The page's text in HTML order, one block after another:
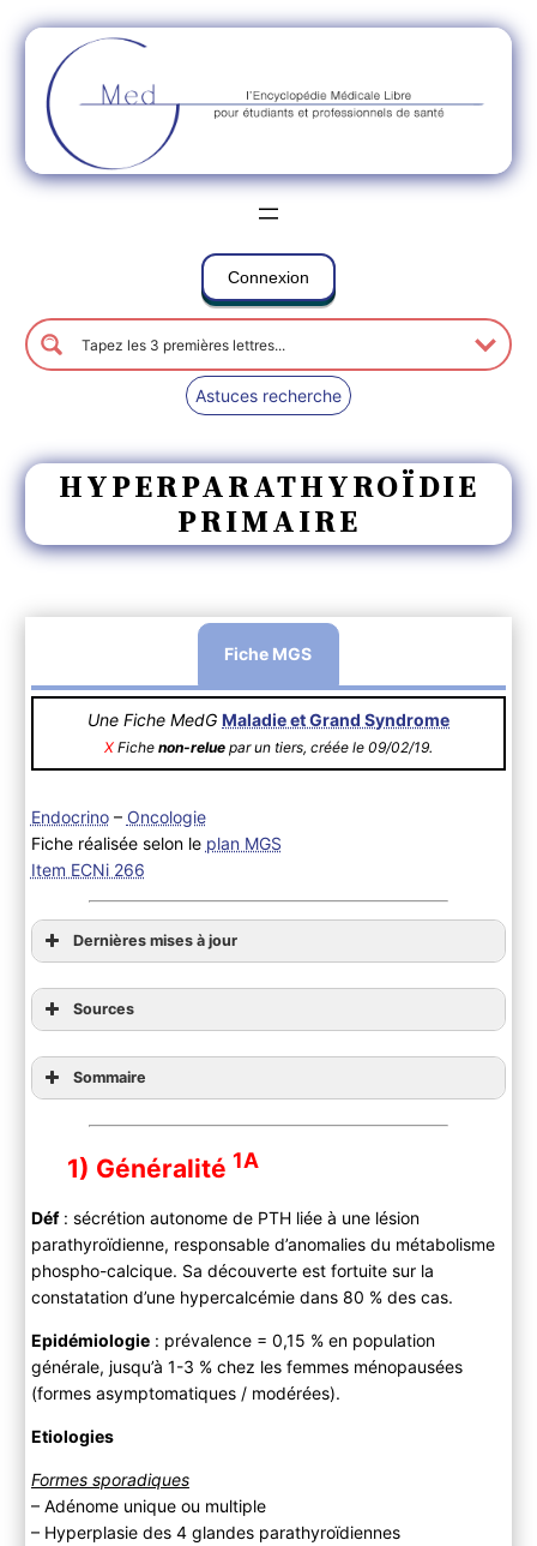
Connexion
Astuces recherche
HYPERPARATHYROÏDIE
PRIMAIRE
Fiche MGS
Une Fiche MedG Maladie et Grand Syndrome
X Fiche non-relue par un tiers, créée le 09/02/19.
Endocrino– Oncologie
Fiche réalisée selon le plan MGS
Item ECNi 266
Dernières mises à jour
Sources
Sommaire
1) Généralité 1A
Déf: sécrétion autonome de PTH liée à une lésion
parathyroïdienne, responsable d’anomalies du métabolisme
phospho-calcique. Sa découverte est fortuite sur la
constatation d’une hypercalcémie dans 80 % des cas.
Epidémiologie: prévalence = 0,15 % en population
générale, jusqu’à 1-3 % chez les femmes ménopausées
(formes asymptomatiques / modérées).
Etiologies
Formes sporadiques
– Adénome unique ou multiple
– Hyperplasie des 4 glandes parathyroïdiennes